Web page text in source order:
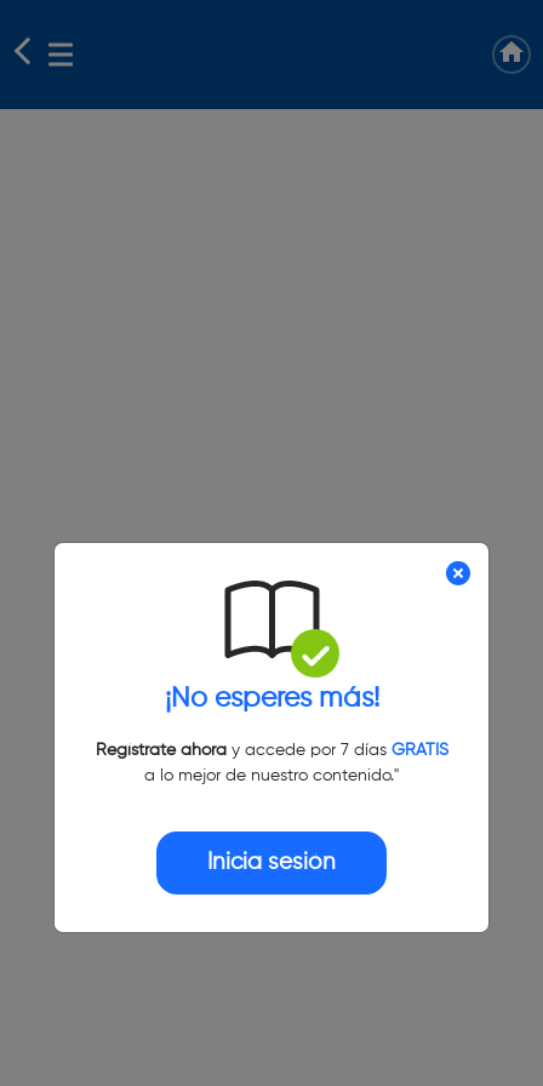
¡No esperes más!
Regístrate ahoray accede por 7 días GRATIS
a lo mejor de nuestro contenido."
Inicia sesión